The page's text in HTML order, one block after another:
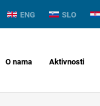
ENG SLO
O nama Aktivnosti